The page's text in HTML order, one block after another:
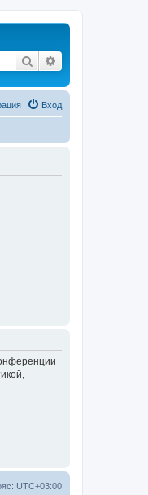
Поиск
Вход
UTC+03:00